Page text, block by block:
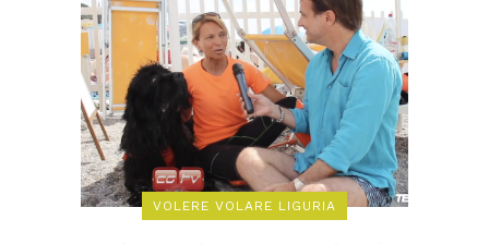
VOLERE VOLARE LIGURIA